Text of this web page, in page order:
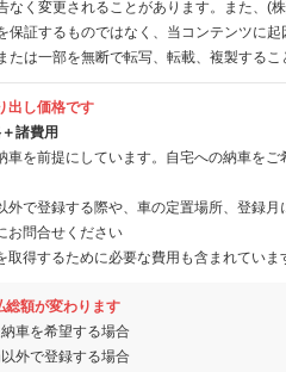
く変更されることがあります。また、(
保証するものではなく、当コンテンツに起
は一部を無断で転写、転載、複製するこ
出し価格です
諸費用
を前提にしています。自宅への納車を
で登録する際や、車の定置場所、登録
お問合せください
得するために必要な費用も含まれていま
総額が変わります
車を希望する場合
外で登録する場合